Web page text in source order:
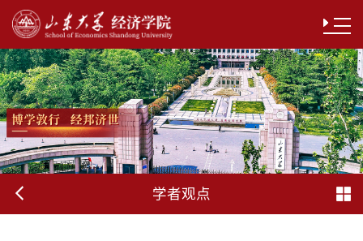
学者观点